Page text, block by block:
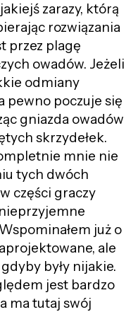
zarazy, którą
rozwiązania
przez plagę
owadów. Jeżeli
odmiany
poczuje się
gniazda owadów
skrzydełek.
mnie nie
tych dwóch
części graczy
już o
ale
były nijakie.
jest bardzo
ma tutaj swój